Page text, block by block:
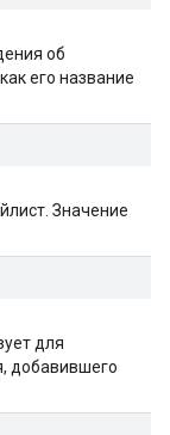
об
его название
Значение
для
добавившего